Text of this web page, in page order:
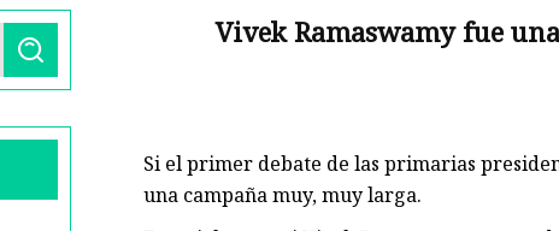
Accesorios de
dúctil
Vivek Ramaswamy fue
Si el primer debate de las primarias
una campaña muy, muy larga.